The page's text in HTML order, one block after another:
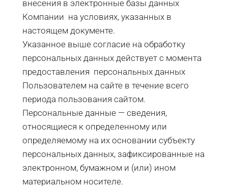
внесения в электронные базы данных
Компании на условиях, указанных в
настоящем документе.
Указанное выше согласие на обработку
персональных данных действует с момента
предоставления персональных данных
Пользователем на сайте в течение всего
периода пользования сайтом.
Персональные данные — сведения,
относящиеся к определенному или
определяемому на их основании субъекту
персональных данных, зафиксированные на
электронном, бумажном и (или) ином
материальном носителе.